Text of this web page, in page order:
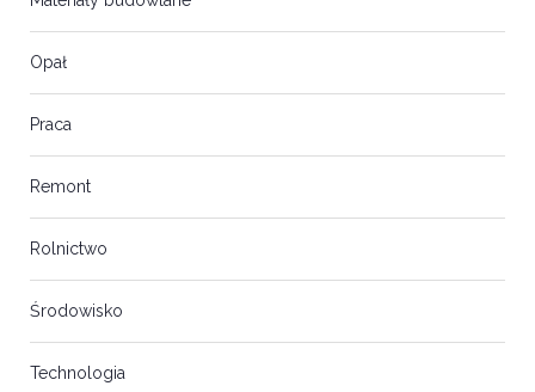
Opał
Praca
Remont
Rolnictwo
Środowisko
Technologia